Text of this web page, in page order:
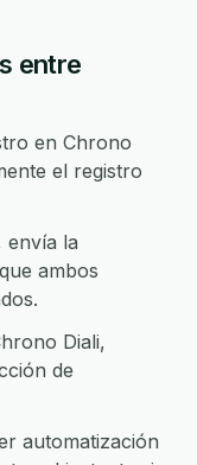
entre
en Chrono
el registro
envía la
ambos
Diali,
de
automatización